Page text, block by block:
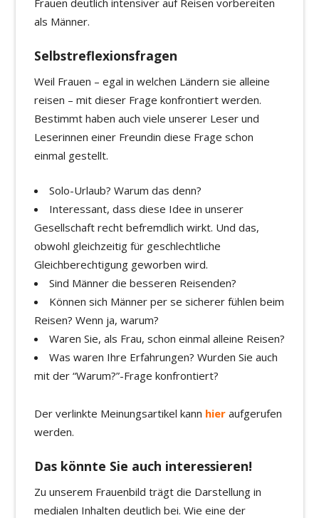
als Männer.
Selbstreflexionsfragen
Weil Frauen – egal in welchen Ländern sie alleine
reisen – mit dieser Frage konfrontiert werden.
Bestimmt haben auch viele unserer Leser und
Leserinnen einer Freundin diese Frage schon
einmal gestellt.
Solo-Urlaub? Warum das denn?
Interessant, dass diese Idee in unserer
Gesellschaft recht befremdlich wirkt. Und das,
obwohl gleichzeitig für geschlechtliche
Gleichberechtigung geworben wird.
Sind Männer die besseren Reisenden?
Können sich Männer per se sicherer fühlen beim
Reisen? Wenn ja, warum?
Waren Sie, als Frau, schon einmal alleine Reisen?
Was waren Ihre Erfahrungen? Wurden Sie auch
mit der “Warum?”-Frage konfrontiert?
Der verlinkte Meinungsartikel kann hier aufgerufen
werden.
Das könnte Sie auch interessieren!
Zu unserem Frauenbild trägt die Darstellung in
medialen Inhalten deutlich bei. Wie eine der